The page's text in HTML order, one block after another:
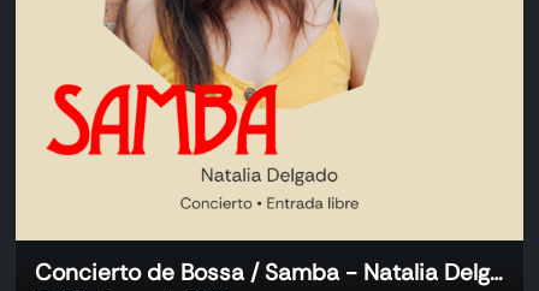
Concierto de Bossa / Samba - Natalia Delgado